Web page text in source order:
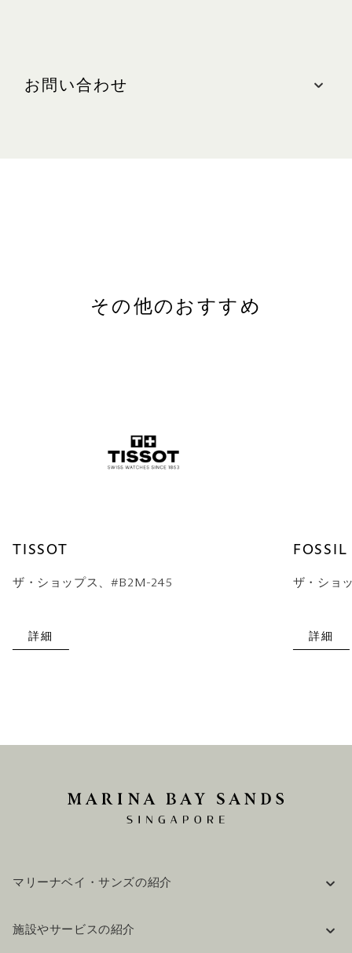
最寄りの駐車場: 中央(オレンジゾーン)
お問い合わせ
その他のおすすめ
TISSOT
ザ・ショップス、#B2M-245
詳細
FOSSIL
ザ・ショ
詳細
マリーナベイ・サンズの紹介
採用情報
施設やサービスの紹介